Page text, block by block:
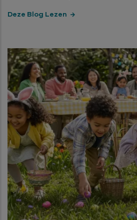
Deze Blog Lezen